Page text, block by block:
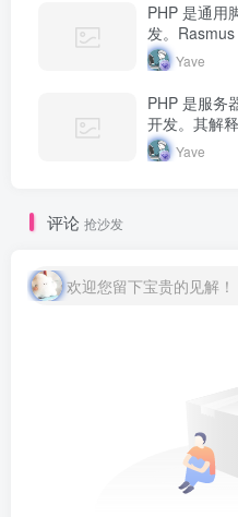
PHP 是通用
发。
最初用于追
动…
Yave
PHP 是服务
开发。其解
器中，当收
态内容返回给
Yave
评论 抢沙发
欢迎您留下宝贵的见解！